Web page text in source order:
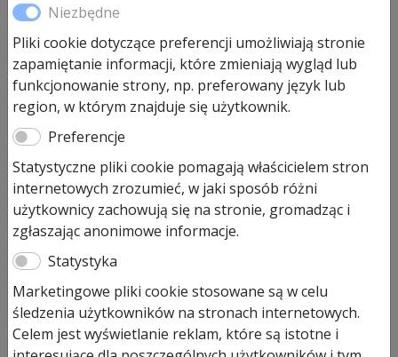
Pas zębaty szyna K FS10/FS2
303,00zł
Pozostało tylko: 1 (może być zamówiony)
ilość
Pas
zębaty
Dodaj do koszyka
Niezbędne
Pliki cookie dotyczące preferencji umożliwiają stronie
zapamiętanie informacji, które zmieniają wygląd lub
funkcjonowanie strony, np. preferowany język lub
region, w którym znajduje się użytkownik.
Preferencje
Statystyczne pliki cookie pomagają właścicielem stron
internetowych zrozumieć, w jaki sposób różni
użytkownicy zachowują się na stronie, gromadząc i
zgłaszając anonimowe informacje.
Statystyka
Marketingowe pliki cookie stosowane są w celu
śledzenia użytkowników na stronach internetowych.
Celem jest wyświetlanie reklam, które są istotne i